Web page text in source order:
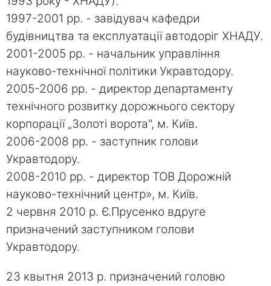
1997-2001 рр. - завідувач кафедри
будівництва та експлуатації автодоріг ХНАДУ.
2001-2005 рр. - начальник управління
науково-технічної політики Укравтодору.
2005-2006 рр. - директор департаменту
технічного розвитку дорожнього сектору
корпорації „Золоті ворота", м. Київ.
2006-2008 рр. - заступник голови
Укравтодору.
2008-2010 рр. - директор ТОВ Дорожній
науково-технічний центр», м. Київ.
2 червня 2010 р. Є.Прусенко вдруге
призначений заступником голови
Укравтодору.
23 квытня 2013 р. призначений головю